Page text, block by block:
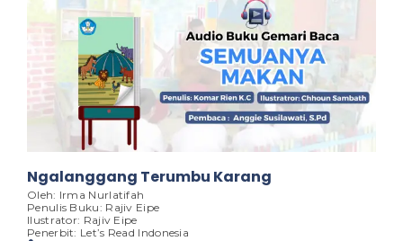
Ngalanggang Terumbu Karang
Oleh: Irma Nurlatifah
Penulis Buku: Rajiv Eipe
Ilustrator: Rajiv Eipe
Penerbit: Let’s Read Indonesia